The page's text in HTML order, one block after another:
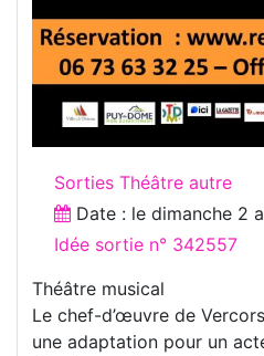
Sorties Théâtre autre
Date : le dimanche 2
Idée sortie n° 342557
Théâtre musical
Le chef-d’œuvre de
une adaptation pour un